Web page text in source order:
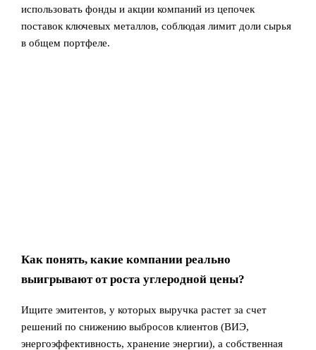
использовать фонды и акции компаний из цепочек
поставок ключевых металлов, соблюдая лимит доли сырья
в общем портфеле.
Как понять, какие компании реально
выигрывают от роста углеродной цены?
Ищите эмитентов, у которых выручка растет за счет
решений по снижению выбросов клиентов (ВИЭ,
энергоэффективность, хранение энергии), а собственная